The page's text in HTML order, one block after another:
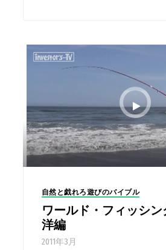
自然と戯れろ遊びのバイブル
ワールド・フィッシン
洋編
2011年3月